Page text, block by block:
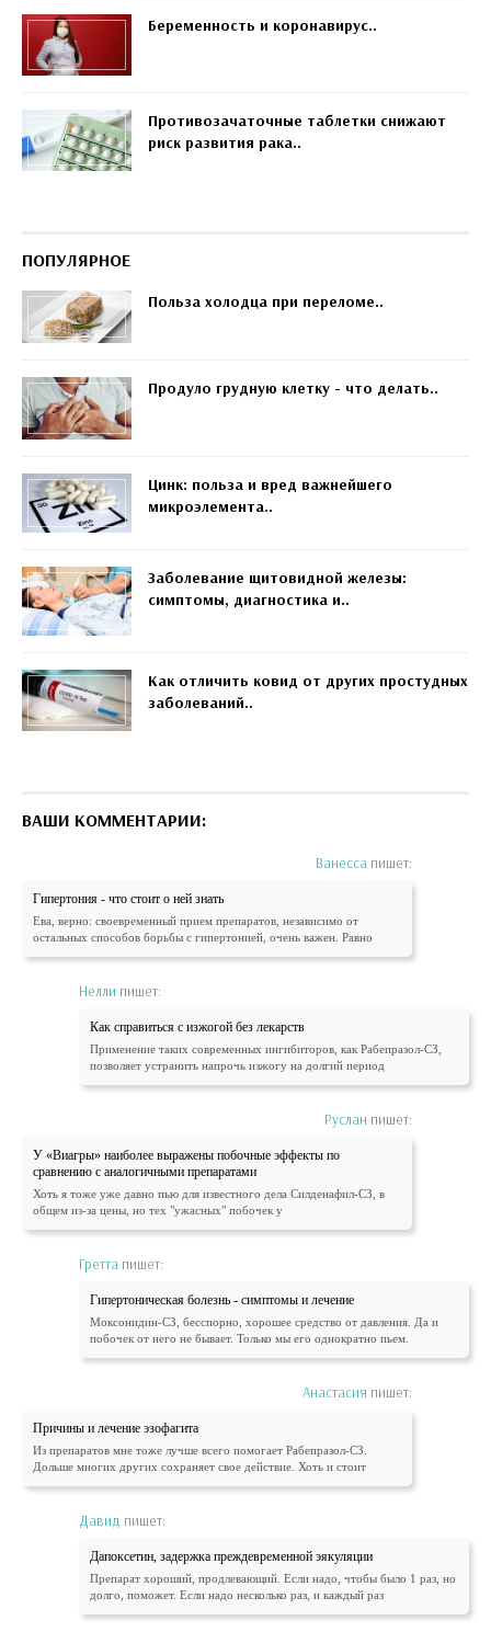
Беременность и коронавирус..
Противозачаточные таблетки снижают
риск развития рака..
ПОПУЛЯРНОЕ
Польза холодца при переломе..
Продуло грудную клетку - что делать..
Цинк: польза и вред важнейшего
микроэлемента..
Заболевание щитовидной железы:
симптомы, диагностика и..
Как отличить ковид от других простудных
заболеваний..
ВАШИ КОММЕНТАРИИ:
Ванесса пишет:
Гипертония - что стоит о ней знать
Ева, верно: своевременный прием препаратов, независимо от
остальных способов борьбы с гипертонией, очень важен. Равно
Нелли пишет:
Как справиться с изжогой без лекарств
Применение таких современных ингибиторов, как Рабепразол-СЗ,
позволяет устранить напрочь изжогу на долгий период
Руслан пишет:
У «Виагры» наиболее выражены побочные эффекты по
сравнению с аналогичными препаратами
Хоть я тоже уже давно пью для известного дела Силденафил-СЗ, в
общем из-за цены, но тех "ужасных" побочек у
Гретта пишет:
Гипертоническая болезнь - симптомы и лечение
Моксонидин-СЗ, бесспорно, хорошее средство от давления. Да и
побочек от него не бывает. Только мы его однократно пьем.
Анастасия пишет:
Причины и лечение эзофагита
Из препаратов мне тоже лучше всего помогает Рабепразол-СЗ.
Дольше многих других сохраняет свое действие. Хоть и стоит
Давид пишет:
Дапоксетин, задержка преждевременной эякуляции
Препарат хороший, продлевающий. Если надо, чтобы было 1 раз, но
долго, поможет. Если надо несколько раз, и каждый раз